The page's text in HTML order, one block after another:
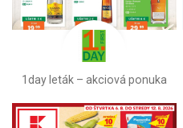
1day leták – akciová ponuka